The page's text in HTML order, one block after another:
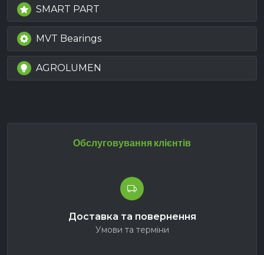
SMART PART
MVT Bearings
AGROLUMEN
Обслуговування клієнтів
Доставка та повернення
Умови та терміни